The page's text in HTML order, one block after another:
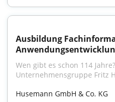
Ausbildung
Wen gibt es schon 114
Unternehmensgruppe Fritz
Husemann GmbH & Co. KG